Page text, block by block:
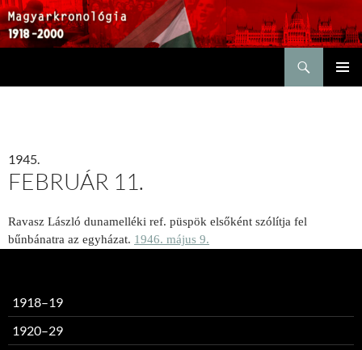
1945.
FEBRUÁR 11.
Ravasz László dunamelléki ref. püspök elsőként szólítja fel
bűnbánatra az egyházat. 1946. május 9.
1918–19
1920–29